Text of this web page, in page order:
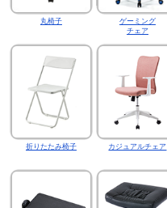
丸椅子
ゲーミング
チェア
折りたたみ椅子 カジュアルチェア